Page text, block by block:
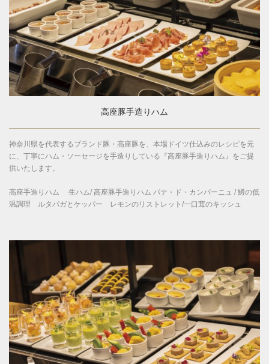
高座豚手造りハム
神奈川県を代表するブランド豚・高座豚を、本場ドイツ仕込みのレシピを元
に、丁寧にハム・ソーセージを手造りしている『高座豚手造りハム』をご提
供いたします。
高座手造りハム 生ハム/ 高座豚手造りハム パテ・ド・カンパーニュ / 鱒の低
温調理 ルタパガとケッパー レモンのリストレット/一口茸のキッシュ